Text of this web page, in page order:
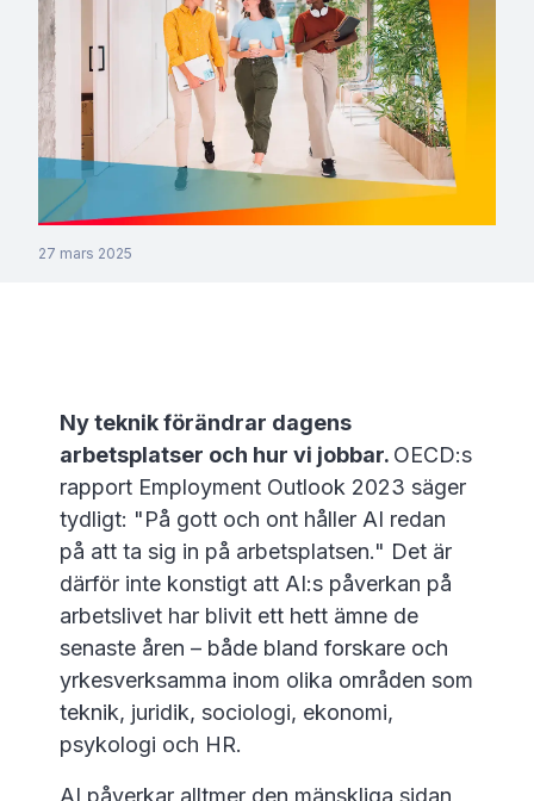
27 mars 2025
Ny teknik förändrar dagens
arbetsplatser och hur vi jobbar. OECD:s
rapport Employment Outlook 2023 säger
tydligt: "På gott och ont håller AI redan
på att ta sig in på arbetsplatsen." Det är
därför inte konstigt att AI:s påverkan på
arbetslivet har blivit ett hett ämne de
senaste åren – både bland forskare och
yrkesverksamma inom olika områden som
teknik, juridik, sociologi, ekonomi,
psykologi och HR.
AI påverkar alltmer den mänskliga sidan